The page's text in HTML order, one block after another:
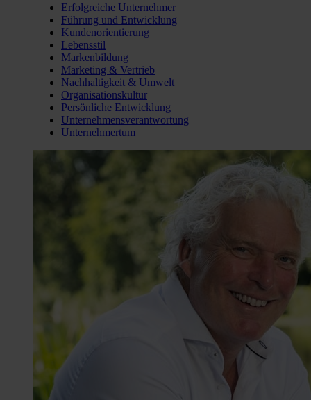
Erfolgreiche Unternehmer
Führung und Entwicklung
Kundenorientierung
Lebensstil
Markenbildung
Marketing & Vertrieb
Nachhaltigkeit & Umwelt
Organisationskultur
Persönliche Entwicklung
Unternehmensverantwortung
Unternehmertum